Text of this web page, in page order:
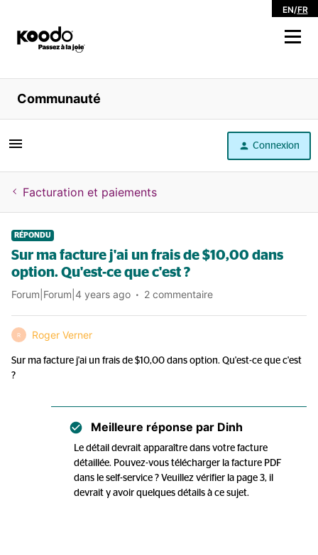
EN/FR
Magasiner
Libre service
Aide
Communauté
Connexion
Facturation et paiements
RÉPONDU
Sur ma facture j'ai un frais de $10,00 dans
option. Qu'est-ce que c'est ?
Forum|Forum|4 years ago 2 commentaire
R Roger Verner
Sur ma facture j'ai un frais de $10,00 dans option. Qu'est-ce que c'est
?
Meilleure réponse par Dinh
Le détail devrait apparaître dans votre facture
détaillée. Pouvez-vous télécharger la facture PDF
dans le self-service ? Veuillez vérifier la page 3, il
devrait y avoir quelques détails à ce sujet.